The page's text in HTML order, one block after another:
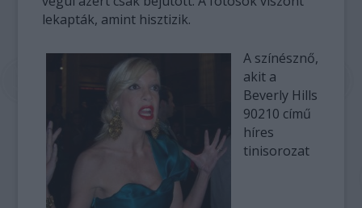
lekapták, amint hisztizik.
A színésznő,
akit a
Beverly Hills
90210 című
híres
tinisorozat